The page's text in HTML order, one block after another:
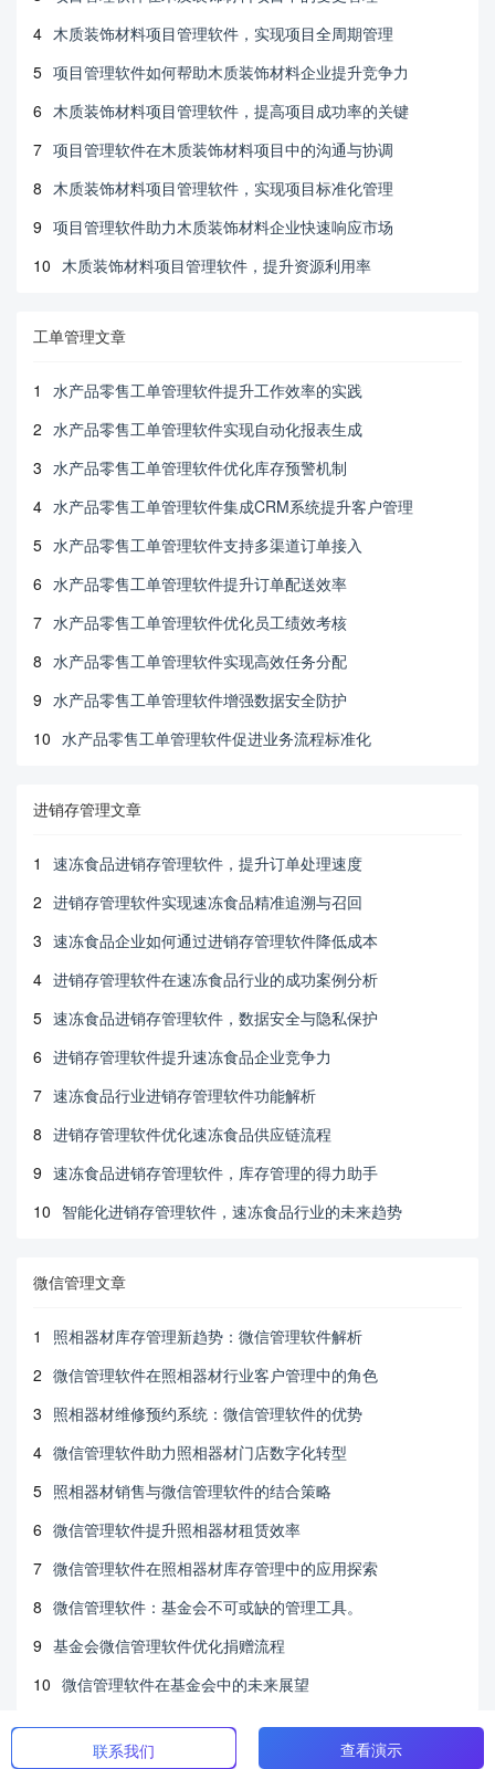
4 木质装饰材料项目管理软件，实现项目全周期管理
5 项目管理软件如何帮助木质装饰材料企业提升竞争力
6 木质装饰材料项目管理软件，提高项目成功率的关键
7 项目管理软件在木质装饰材料项目中的沟通与协调
8 木质装饰材料项目管理软件，实现项目标准化管理
9 项目管理软件助力木质装饰材料企业快速响应市场
10 木质装饰材料项目管理软件，提升资源利用率
工单管理文章
1
水产品零售工单管理软件提升工作效率的实践
2 水产品零售工单管理软件实现自动化报表生成
3 水产品零售工单管理软件优化库存预警机制
4 水产品零售工单管理软件集成CRM系统提升客户管理
5 水产品零售工单管理软件支持多渠道订单接入
6 水产品零售工单管理软件提升订单配送效率
7 水产品零售工单管理软件优化员工绩效考核
8 水产品零售工单管理软件实现高效任务分配
9 水产品零售工单管理软件增强数据安全防护
10 水产品零售工单管理软件促进业务流程标准化
进销存管理文章
1
速冻食品进销存管理软件，提升订单处理速度
2 进销存管理软件实现速冻食品精准追溯与召回
3 速冻食品企业如何通过进销存管理软件降低成本
4 进销存管理软件在速冻食品行业的成功案例分析
5 速冻食品进销存管理软件，数据安全与隐私保护
6 进销存管理软件提升速冻食品企业竞争力
7 速冻食品行业进销存管理软件功能解析
8 进销存管理软件优化速冻食品供应链流程
9 速冻食品进销存管理软件，库存管理的得力助手
10 智能化进销存管理软件，速冻食品行业的未来趋势
微信管理文章
1
照相器材库存管理新趋势：微信管理软件解析
2 微信管理软件在照相器材行业客户管理中的角色
3 照相器材维修预约系统：微信管理软件的优势
4 微信管理软件助力照相器材门店数字化转型
5 照相器材销售与微信管理软件的结合策略
6 微信管理软件提升照相器材租赁效率
7 微信管理软件在照相器材库存管理中的应用探索
8 微信管理软件：基金会不可或缺的管理工具。
9 基金会微信管理软件优化捐赠流程
10 微信管理软件在基金会中的未来展望
联系我们 查看演示